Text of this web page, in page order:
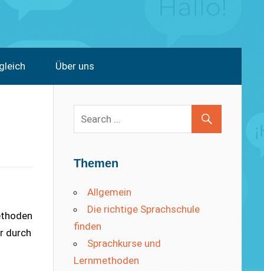
Über uns
durch
Themen
Allgemein
Die richtige Sprachschule
finden
Sprachkurse und
Lernmethoden